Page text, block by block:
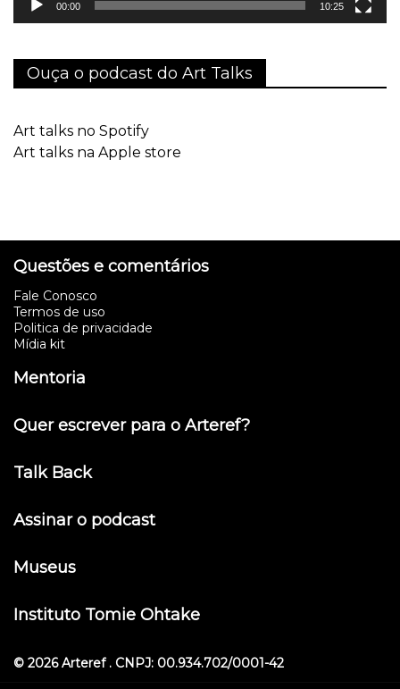
00:00 10:25
Ouça o podcast do Art Talks
Art talks no Spotify
Art talks na Apple store
Questões e comentários
Fale Conosco
Termos de uso
Politica de privacidade
Mídia kit
Mentoria
Quer escrever para o Arteref?
Talk Back
Assinar o podcast
Museus
Instituto Tomie Ohtake
© 2026 Arteref . CNPJ: 00.934.702/0001-42